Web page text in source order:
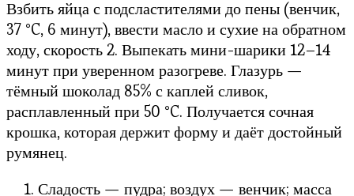
Взбить яйца с подсластителями до пены (венчик,
37 °C, 6 минут), ввести масло и сухие на обратном
ходу, скорость 2. Выпекать мини-шарики 12–14
минут при уверенном разогреве. Глазурь —
тёмный шоколад 85% с каплей сливок,
расплавленный при 50 °C. Получается сочная
крошка, которая держит форму и даёт достойный
румянец.
Сладость — пудра; воздух — венчик; масса